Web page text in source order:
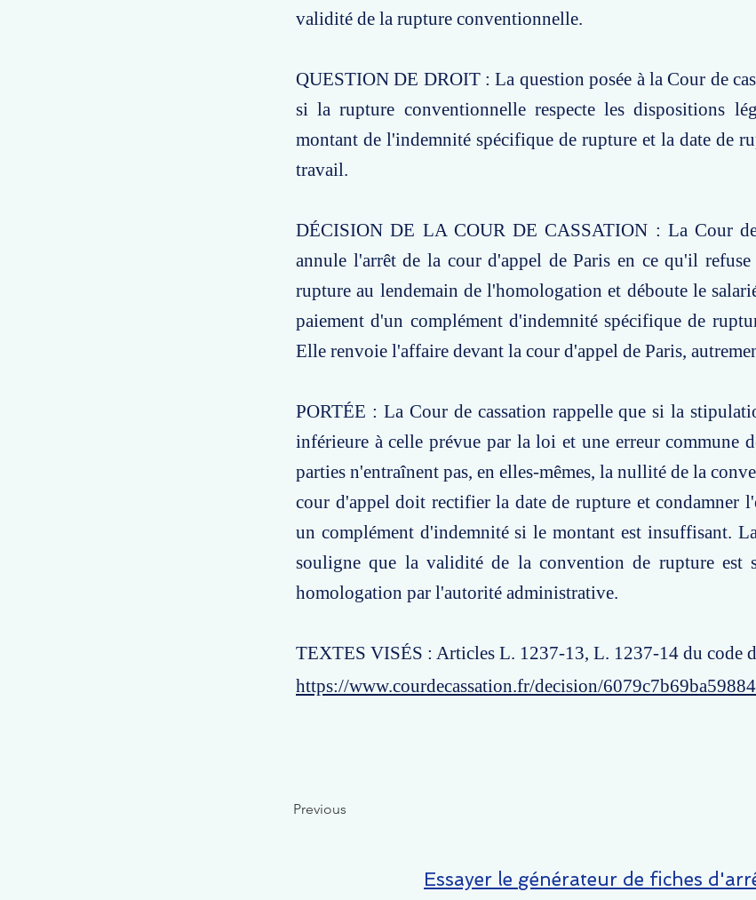
validité de la rupture conventionnelle.
QUESTION DE DROIT : La question posée à la Cour de
si la rupture conventionnelle respecte les dispositions
montant de l'indemnité spécifique de rupture et la date de
travail.
DÉCISION DE LA COUR DE CASSATION : La Cour de
annule l'arrêt de la cour d'appel de Paris en ce qu'il
rupture au lendemain de l'homologation et déboute le
paiement d'un complément d'indemnité spécifique de
Elle renvoie l'affaire devant la cour d'appel de Paris,
PORTÉE : La Cour de cassation rappelle que si la
inférieure à celle prévue par la loi et une erreur commune
parties n'entraînent pas, en elles-mêmes, la nullité de la
cour d'appel doit rectifier la date de rupture et condamner
un complément d'indemnité si le montant est insuffisant.
souligne que la validité de la convention de rupture est
homologation par l'autorité administrative.
TEXTES VISÉS : Articles L. 1237-13, L. 1237-14 du code
https://www.courdecassation.fr/decision/
Previous
Essayer le générateur de fiches